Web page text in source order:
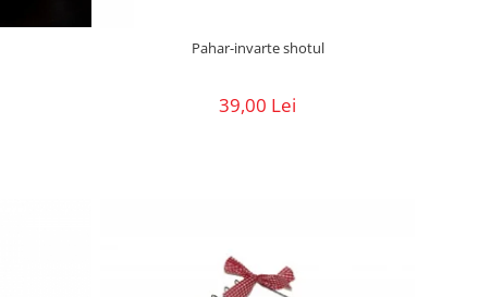
Pahar-invarte shotul
39,00 Lei